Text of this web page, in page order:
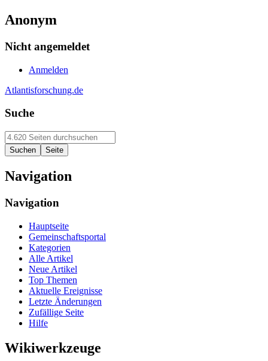
Anonym
Nicht angemeldet
Anmelden
Atlantisforschung.de
Suche
Navigation
Navigation
Hauptseite
Gemeinschaftsportal
Kategorien
Alle Artikel
Neue Artikel
Top Themen
Aktuelle Ereignisse
Letzte Änderungen
Zufällige Seite
Hilfe
Wikiwerkzeuge